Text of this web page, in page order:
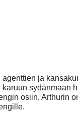
ja
sydänmaan
osiin, Arthurin